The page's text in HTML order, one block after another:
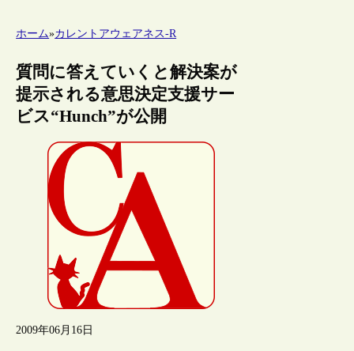
ホーム»カレントアウェアネス-R
質問に答えていくと解決案が
提示される意思決定支援サー
ビス“Hunch”が公開
2009年06月16日